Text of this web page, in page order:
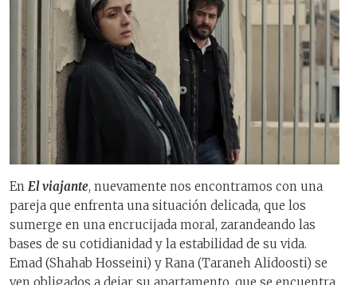
En El viajante, nuevamente nos encontramos con una
pareja que enfrenta una situación delicada, que los
sumerge en una encrucijada moral, zarandeando las
bases de su cotidianidad y la estabilidad de su vida.
Emad (Shahab Hosseini) y Rana (Taraneh Alidoosti) se